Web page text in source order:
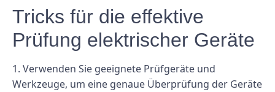
Tricks für die effektive
Prüfung elektrischer Geräte
1. Verwenden Sie geeignete Prüfgeräte und
Werkzeuge, um eine genaue Überprüfung der Geräte